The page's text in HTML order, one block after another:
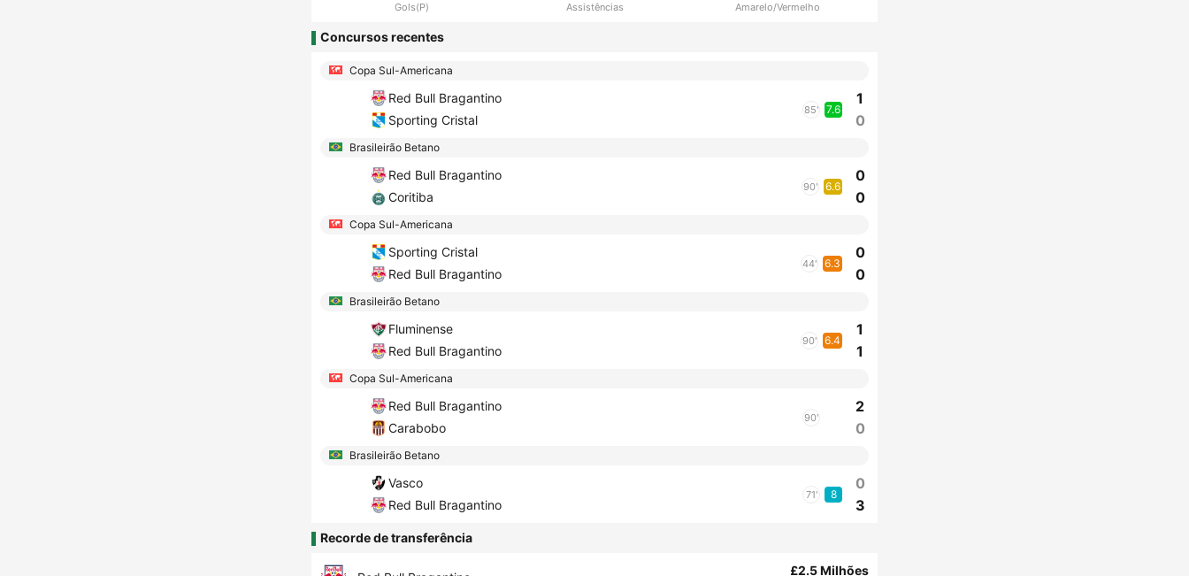
Gols(P) Assistências Amarelo/Vermelho
Concursos recentes
Copa Sul-Americana
Red Bull Bragantino
Sporting Cristal
85' 7.6
1
0
Brasileirão Betano
Red Bull Bragantino
Coritiba
90' 6.6
0
0
Copa Sul-Americana
Sporting Cristal
Red Bull Bragantino
44' 6.3
0
0
Brasileirão Betano
Fluminense
Red Bull Bragantino
90' 6.4
1
1
Copa Sul-Americana
Red Bull Bragantino
Carabobo
90'
2
0
Brasileirão Betano
Vasco
Red Bull Bragantino
71' 8
0
3
Recorde de transferência
£2.5 Milhões